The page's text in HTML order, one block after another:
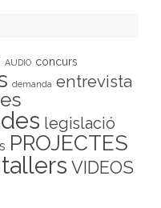
AUDIO concurs
demanda entrevista
legislació
PROJECTES
tallers VIDEOS